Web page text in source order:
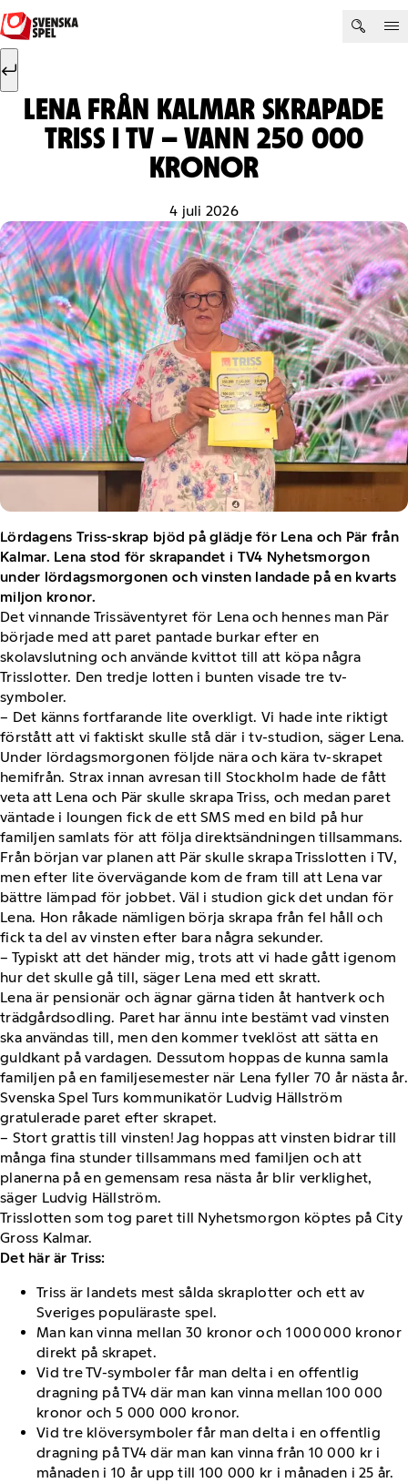
Hoppa till innehåll
Sök efter:
LENA FRÅN KALMAR SKRAPADE
TRISS I TV – VANN 250 000
KRONOR
4 juli 2026
Lördagens Triss-skrap bjöd på glädje för Lena och Pär från
Kalmar. Lena stod för skrapandet i TV4 Nyhetsmorgon
under lördagsmorgonen och vinsten landade på en kvarts
miljon kronor.
Det vinnande Trissäventyret för Lena och hennes man Pär
började med att paret pantade burkar efter en
skolavslutning och använde kvittot till att köpa några
Trisslotter. Den tredje lotten i bunten visade tre tv-
symboler.
– Det känns fortfarande lite overkligt. Vi hade inte riktigt
förstått att vi faktiskt skulle stå där i tv-studion, säger Lena.
Under lördagsmorgonen följde nära och kära tv-skrapet
hemifrån. Strax innan avresan till Stockholm hade de fått
veta att Lena och Pär skulle skrapa Triss, och medan paret
väntade i loungen fick de ett SMS med en bild på hur
familjen samlats för att följa direktsändningen tillsammans.
Från början var planen att Pär skulle skrapa Trisslotten i TV,
men efter lite övervägande kom de fram till att Lena var
bättre lämpad för jobbet. Väl i studion gick det undan för
Lena. Hon råkade nämligen börja skrapa från fel håll och
fick ta del av vinsten efter bara några sekunder.
– Typiskt att det händer mig, trots att vi hade gått igenom
hur det skulle gå till, säger Lena med ett skratt.
Lena är pensionär och ägnar gärna tiden åt hantverk och
trädgårdsodling. Paret har ännu inte bestämt vad vinsten
ska användas till, men den kommer tveklöst att sätta en
guldkant på vardagen. Dessutom hoppas de kunna samla
familjen på en familjesemester när Lena fyller 70 år nästa år.
Svenska Spel Turs kommunikatör Ludvig Hällström
gratulerade paret efter skrapet.
– Stort grattis till vinsten! Jag hoppas att vinsten bidrar till
många fina stunder tillsammans med familjen och att
planerna på en gemensam resa nästa år blir verklighet,
säger Ludvig Hällström.
Trisslotten som tog paret till Nyhetsmorgon köptes på City
Gross Kalmar.
Det här är Triss:
Triss är landets mest sålda skraplotter och ett av
Sveriges populäraste spel.
Man kan vinna mellan 30 kronor och 1 000 000 kronor
direkt på skrapet.
Vid tre TV-symboler får man delta i en offentlig
dragning på TV4 där man kan vinna mellan 100 000
kronor och 5 000 000 kronor.
Vid tre klöversymboler får man delta i en offentlig
dragning på TV4 där man kan vinna från 10 000 kr i
månaden i 10 år upp till 100 000 kr i månaden i 25 år.